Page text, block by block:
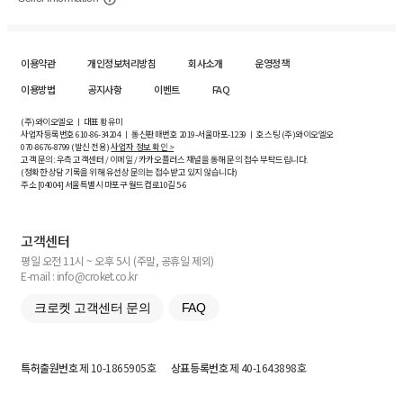
이용약관 개인정보처리방침 회사소개
운영정책
이용방법
공지사항 이벤트 FAQ
(주)와이오엘오 ㅣ 대표 황유미
사업자등록번호610-86-34204ㅣ 통신판매번호 2019-서울마포-1239 ㅣ 호스팅 (주)와이오엘오
070-8676-8799 (발신 전용)사업자 정보 확인 >
고객 문의: 우측 고객센터 / 이메일 / 카카오플러스 채널을 통해 문의 접수 부탁드립니다.
(정확한 상담 기록을 위해 유선상 문의는 접수받고 있지 않습니다)
주소 [04004] 서울특별시 마포구 월드컵로10길5-6
고객센터
평일 오전 11시 ~ 오후 5시 (주말, 공휴일 제외)
E-mail : info@croket.co.kr
크로켓 고객센터 문의 FAQ
특허출원번호제 10-1865905호 상표등록번호제 40-1643898호